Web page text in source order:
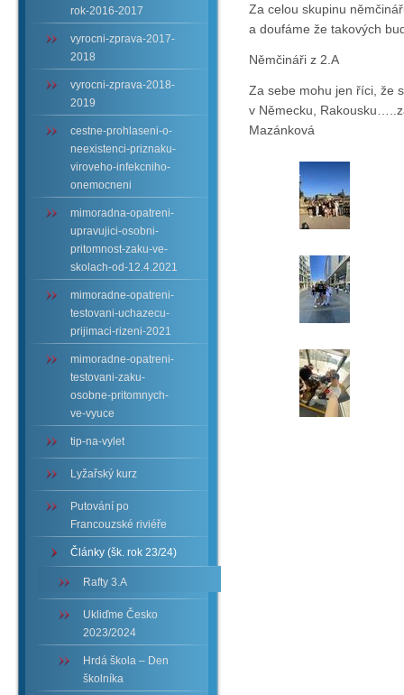
rok-2016-2017
vyrocni-zprava-2017-
2018
vyrocni-zprava-2018-
2019
cestne-prohlaseni-o-
neexistenci-priznaku-
viroveho-infekcniho-
onemocneni
mimoradna-opatreni-
upravujici-osobni-
pritomnost-zaku-ve-
skolach-od-12.4.2021
mimoradne-opatreni-
testovani-uchazecu-
prijimaci-rizeni-2021
mimoradne-opatreni-
testovani-zaku-
osobne-pritomnych-
ve-vyuce
tip-na-vylet
Lyžařský kurz
Putování po
Francouzské riviéře
Články (šk. rok 23/24)
Rafty 3.A
Ukliďme Česko
2023/2024
Hrdá škola – Den
školníka
Za celou skupinu
a doufáme že takových
Němčináři z 2.A
Za sebe mohu jen říci, že
v Německu,
Mazánková